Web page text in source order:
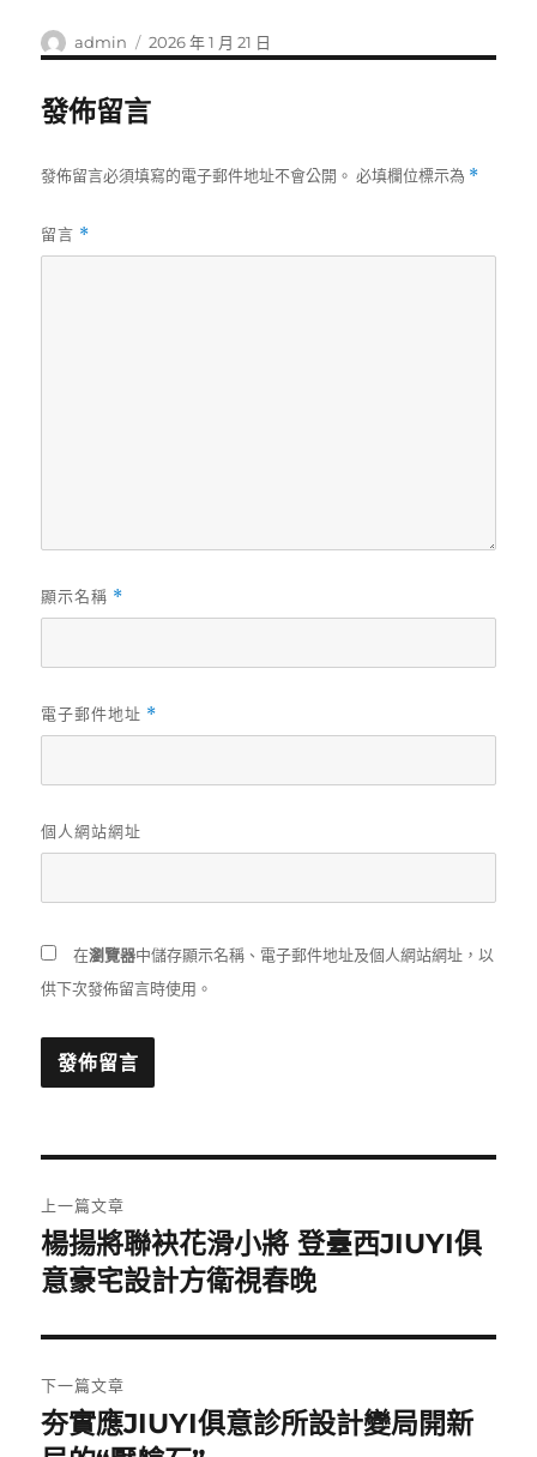
作
者
admin
發
佈
2026 年 1 月 21 日
發佈留言
發佈留言必須填寫的電子郵件地址不會公開。 必填欄位標示為 *
留言 *
顯示名稱 *
電子郵件地址 *
個人網站網址
在瀏覽器中儲存顯示名稱、電子郵件地址及個人網站網址，以
供下次發佈留言時使用。
章
導
覽
上一篇文章
上
一
文
章:
楊揚將聯袂花滑小將 登臺西JIUYI俱
意豪宅設計方衛視春晚
下一篇文章
下
夯實應JIUYI俱意診所設計變局開新